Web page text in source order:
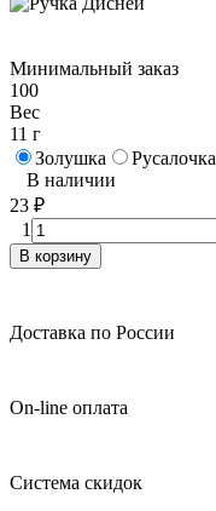
Минимальный заказ
100
Вес
11 г
Золушка
Русалочка
В наличии
23 ₽
1
В корзину
Доставка по России
On-line оплата
Система скидок